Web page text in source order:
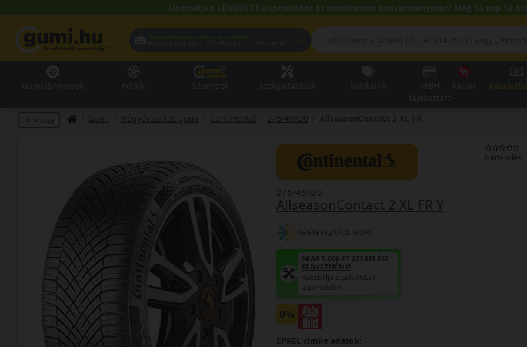
Használja a LENDÜLET kuponkódot és szereltessen kedvezményesen! Még 53 nap 13
Vissza Gumi Négyévszakos gumi Continental 275/45R20
0 értékelés
AllseasonContact 2 XL FR Y
275/45R20
NÉGYÉVSZAKOS GUMI
AKÁR 5.000 FT SZERELÉSI
KEDVEZMÉNY!
Használja a LENDÜLET
kuponkódot!
0%
EPREL cimke adatok: